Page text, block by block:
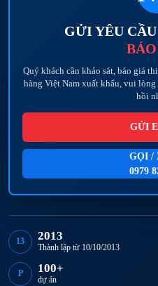
GỬI YÊU
Quý khách cần khảo sát, báo giá
hàng Việt Nam xuất khẩu, vui
hồi
GỬI
GỌI /
0979
13 2013
Thành lập từ 10/10/2013
P 100+
dự án